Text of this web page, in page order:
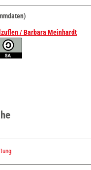
/ Barbara Meinhardt